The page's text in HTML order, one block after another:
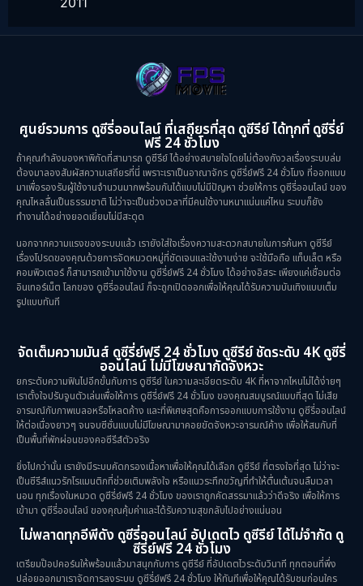
Horror สยองขวัญ
Mystery ลึกลับ (57)
Period ย้อนยุค (39)
Psychological จิตวิทยา (29)
Revenge
Romance โรแมนติก
Sci-Fi วิทยาศาสตร์ (6)
Science (1)
Social Issues สังคม (26)
Spy (3)
Supernatural เหนือธรรมชาติ (49)
ศูนย์รวมการ ดูซีรี่ออนไลน์ ที่เสถียรที่สุด ดูซีรีย์ ได้ทุกที่ ดูซีรี่ย์
ฟรี 24 ชั่วโมง
ถ้าคุณกำลังมองหาพิกัดที่สามารถ ดูซีรีย์ ได้อย่างสบายใจโดยไม่ต้องกังวลเรื่องระบบล่ม
ต้องมาลองสัมผัสความเสถียรที่นี่ เพราะเราเป็นอาณาจักร ดูซีรี่ย์ฟรี 24 ชั่วโมง ที่ออกแบบ
มาเพื่อรองรับผู้ใช้งานจำนวนมากพร้อมกันได้แบบไม่มีปัญหา ช่วยให้การ ดูซีรี่ออนไลน์ ของ
คุณไหลลื่นเป็นธรรมชาติ ไม่ว่าจะเป็นช่วงเวลาที่มีคนใช้งานหนาแน่นแค่ไหน ระบบก็ยัง
ทำงานได้อย่างยอดเยี่ยมไม่มีสะดุด
นอกจากความแรงของระบบแล้ว เรายังใส่ใจเรื่องความสะดวกสบายในการค้นหา ดูซีรีย์
เรื่องโปรดของคุณด้วยการจัดหมวดหมู่ที่ชัดเจนและใช้งานง่าย จะใช้มือถือ แท็บเล็ต หรือ
คอมพิวเตอร์ ก็สามารถเข้ามาใช้งาน ดูซีรี่ย์ฟรี 24 ชั่วโมง ได้อย่างอิสระ เพียงแค่เชื่อมต่อ
อินเทอร์เน็ต โลกของ ดูซีรี่ออนไลน์ ก็จะถูกเปิดออกเพื่อให้คุณได้รับความบันเทิงแบบเต็ม
รูปแบบทันที
จัดเต็มความมันส์ ดูซีรี่ย์ฟรี 24 ชั่วโมง ดูซีรีย์ ชัดระดับ 4K ดูซีรี่
ออนไลน์ ไม่มีโฆษณากัดจังหวะ
ยกระดับความฟินไปอีกขั้นกับการ ดูซีรีย์ ในความละเอียดระดับ 4K ที่หาจากไหนไม่ได้ง่ายๆ
เราตั้งใจปรับจูนตัวเล่นเพื่อให้การ ดูซีรี่ย์ฟรี 24 ชั่วโมง ของคุณสมบูรณ์แบบที่สุด ไม่เสีย
อารมณ์กับภาพเบลอหรือโหลดค้าง และที่พิเศษสุดคือการออกแบบการใช้งาน ดูซีรี่ออนไลน์
ให้ต่อเนื่องยาวๆ จนจบซีซั่นแบบไม่มีโฆษณามาคอยขัดจังหวะอารมณ์ค้าง เพื่อให้สมกับที่
เป็นพื้นที่พักผ่อนของคอซีรีส์ตัวจริง
ยิ่งไปกว่านั้น เรายังมีระบบคัดกรองเนื้อหาเพื่อให้คุณได้เลือก ดูซีรีย์ ที่ตรงใจที่สุด ไม่ว่าจะ
เป็นซีรีส์แนวรักโรแมนติกที่ช่วยเติมพลังใจ หรือแนวระทึกขวัญที่ทำให้ตื่นเต้นจนลืมเวลา
นอน ทุกเรื่องในหมวด ดูซีรี่ย์ฟรี 24 ชั่วโมง ของเราถูกคัดสรรมาแล้วว่าดีจริง เพื่อให้การ
เข้ามา ดูซีรี่ออนไลน์ ของคุณคุ้มค่าและได้รับความสุขกลับไปอย่างแน่นอน
ไม่พลาดทุกอีพีดัง ดูซีรี่ออนไลน์ อัปเดตไว ดูซีรีย์ ได้ไม่จำกัด ดู
ซีรี่ย์ฟรี 24 ชั่วโมง
เตรียมป๊อปคอร์นให้พร้อมแล้วมาสนุกกับการ ดูซีรีย์ ที่อัปเดตไวระดับวินาที ทุกตอนที่พึ่ง
ปล่อยออกมาเราจัดการลงระบบ ดูซีรี่ย์ฟรี 24 ชั่วโมง ให้ทันทีเพื่อให้คุณได้รับชมก่อนใคร